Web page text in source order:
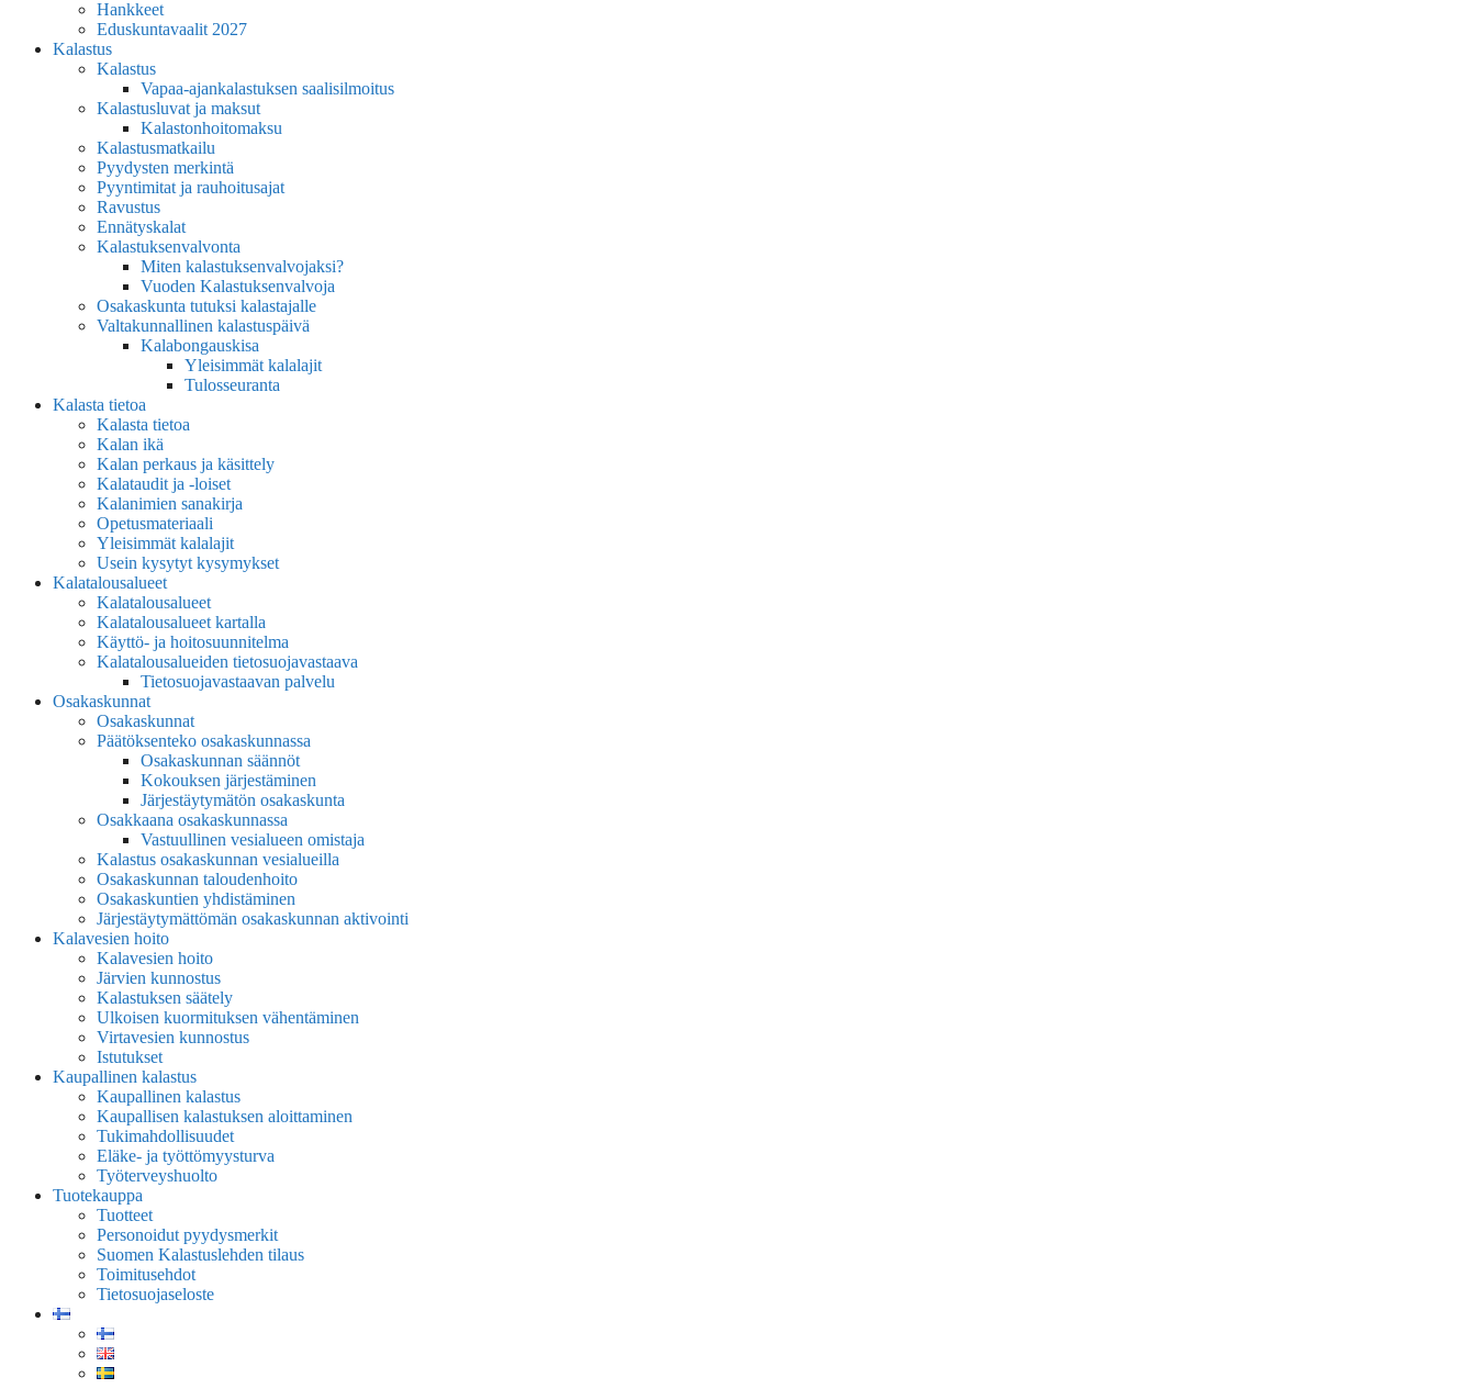
Hankkeet
Eduskuntavaalit 2027
Kalastus
Kalastus
Vapaa-ajankalastuksen saalisilmoitus
Kalastusluvat ja maksut
Kalastonhoitomaksu
Kalastusmatkailu
Pyydysten merkintä
Pyyntimitat ja rauhoitusajat
Ravustus
Ennätyskalat
Kalastuksenvalvonta
Miten kalastuksenvalvojaksi?
Vuoden Kalastuksenvalvoja
Osakaskunta tutuksi kalastajalle
Valtakunnallinen kalastuspäivä
Kalabongauskisa
Yleisimmät kalalajit
Tulosseuranta
Kalasta tietoa
Kalasta tietoa
Kalan ikä
Kalan perkaus ja käsittely
Kalataudit ja -loiset
Kalanimien sanakirja
Opetusmateriaali
Yleisimmät kalalajit
Usein kysytyt kysymykset
Kalatalousalueet
Kalatalousalueet
Kalatalousalueet kartalla
Käyttö- ja hoitosuunnitelma
Kalatalousalueiden tietosuojavastaava
Tietosuojavastaavan palvelu
Osakaskunnat
Osakaskunnat
Päätöksenteko osakaskunnassa
Osakaskunnan säännöt
Kokouksen järjestäminen
Järjestäytymätön osakaskunta
Osakkaana osakaskunnassa
Vastuullinen vesialueen omistaja
Kalastus osakaskunnan vesialueilla
Osakaskunnan taloudenhoito
Osakaskuntien yhdistäminen
Järjestäytymättömän osakaskunnan aktivointi
Kalavesien hoito
Kalavesien hoito
Järvien kunnostus
Kalastuksen säätely
Ulkoisen kuormituksen vähentäminen
Virtavesien kunnostus
Istutukset
Kaupallinen kalastus
Kaupallinen kalastus
Kaupallisen kalastuksen aloittaminen
Tukimahdollisuudet
Eläke- ja työttömyysturva
Työterveyshuolto
Tuotekauppa
Tuotteet
Personoidut pyydysmerkit
Suomen Kalastuslehden tilaus
Toimitusehdot
Tietosuojaseloste